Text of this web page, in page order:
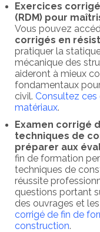
Exercices
(RDM) pour
Vous pouvez
corrigés en
pratiquer la
mécanique des
aideront à mieux
fondamentaux
civil. Consultez ces
matériaux.
Examen corrigé
techniques de
préparer aux
fin de formation
techniques de
réussite
questions portant
des ouvrages et
corrigé de fin de
construction.